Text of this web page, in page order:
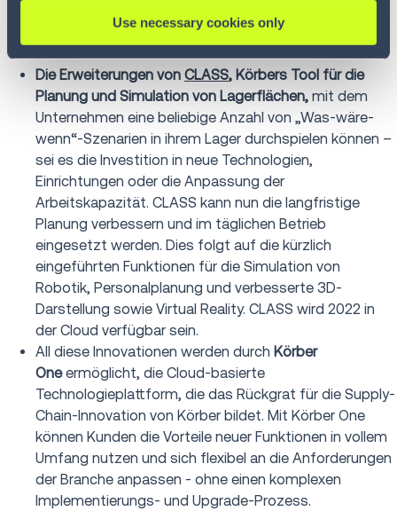
Use necessary cookies only
Rentabilität zu maximieren, indem sie die Daten aus
ihren Interaktionen nutzen.
Die Erweiterungen von CLASS, Körbers Tool für die
Planung und Simulation von Lagerflächen, mit dem
Unternehmen eine beliebige Anzahl von „Was-wäre-
wenn“-Szenarien in ihrem Lager durchspielen können –
sei es die Investition in neue Technologien,
Einrichtungen oder die Anpassung der
Arbeitskapazität. CLASS kann nun die langfristige
Planung verbessern und im täglichen Betrieb
eingesetzt werden. Dies folgt auf die kürzlich
eingeführten Funktionen für die Simulation von
Robotik, Personalplanung und verbesserte 3D-
Darstellung sowie Virtual Reality. CLASS wird 2022 in
der Cloud verfügbar sein.
All diese Innovationen werden durch Körber
Oneermöglicht, die Cloud-basierte
Technologieplattform, die das Rückgrat für die Supply-
Chain-Innovation von Körber bildet. Mit Körber One
können Kunden die Vorteile neuer Funktionen in vollem
Umfang nutzen und sich flexibel an die Anforderungen
der Branche anpassen - ohne einen komplexen
Implementierungs- und Upgrade-Prozess.